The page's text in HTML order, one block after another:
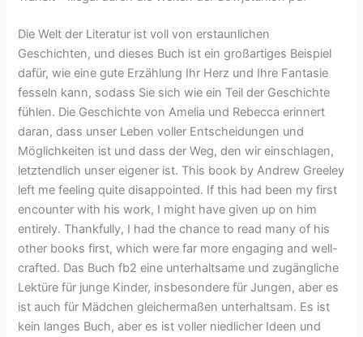
Die Welt der Literatur ist voll von erstaunlichen
Geschichten, und dieses Buch ist ein großartiges Beispiel
dafür, wie eine gute Erzählung Ihr Herz und Ihre Fantasie
fesseln kann, sodass Sie sich wie ein Teil der Geschichte
fühlen. Die Geschichte von Amelia und Rebecca erinnert
daran, dass unser Leben voller Entscheidungen und
Möglichkeiten ist und dass der Weg, den wir einschlagen,
letztendlich unser eigener ist. This book by Andrew Greeley
left me feeling quite disappointed. If this had been my first
encounter with his work, I might have given up on him
entirely. Thankfully, I had the chance to read many of his
other books first, which were far more engaging and well-
crafted. Das Buch fb2 eine unterhaltsame und zugängliche
Lektüre für junge Kinder, insbesondere für Jungen, aber es
ist auch für Mädchen gleichermaßen unterhaltsam. Es ist
kein langes Buch, aber es ist voller niedlicher Ideen und